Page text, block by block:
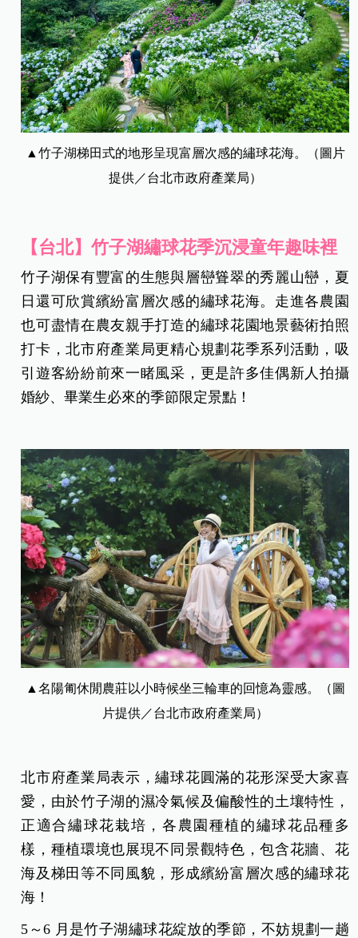
▲竹子湖梯田式的地形呈現富層次感的繡球花海。（圖片
提供／台北市政府產業局）
【台北】竹子湖繡球花季沉浸童年趣味裡
竹子湖保有豐富的生態與層巒聳翠的秀麗山巒，夏
日還可欣賞繽紛富層次感的繡球花海。走進各農園
也可盡情在農友親手打造的繡球花園地景藝術拍照
打卡，北市府產業局更精心規劃花季系列活動，吸
引遊客紛紛前來一睹風采，更是許多佳偶新人拍攝
婚紗、畢業生必來的季節限定景點！
▲名陽匍休閒農莊以小時候坐三輪車的回憶為靈感。（圖
片提供／台北市政府產業局）
北市府產業局表示，繡球花圓滿的花形深受大家喜
愛，由於竹子湖的濕冷氣候及偏酸性的土壤特性，
正適合繡球花栽培，各農園種植的繡球花品種多
樣，種植環境也展現不同景觀特色，包含花牆、花
海及梯田等不同風貌，形成繽紛富層次感的繡球花
海！
5～6 月是竹子湖繡球花綻放的季節，不妨規劃一趟